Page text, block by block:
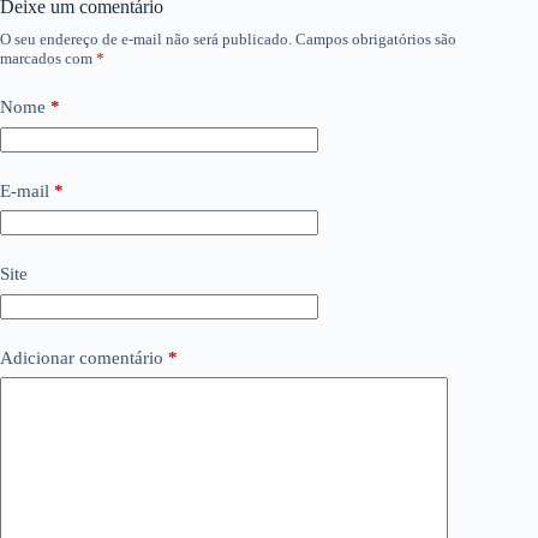
Deixe um comentário
O seu endereço de e-mail não será publicado. Campos obrigatórios são
marcados com *
Nome *
E-mail *
Site
Adicionar comentário *